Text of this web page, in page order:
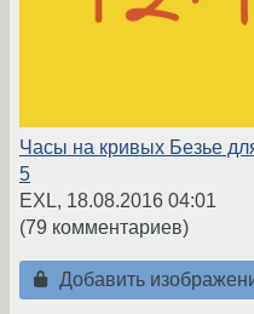
Часы на кривых Безье
5
EXL, 18.08.2016 04:01
(79 комментариев)
Добавить